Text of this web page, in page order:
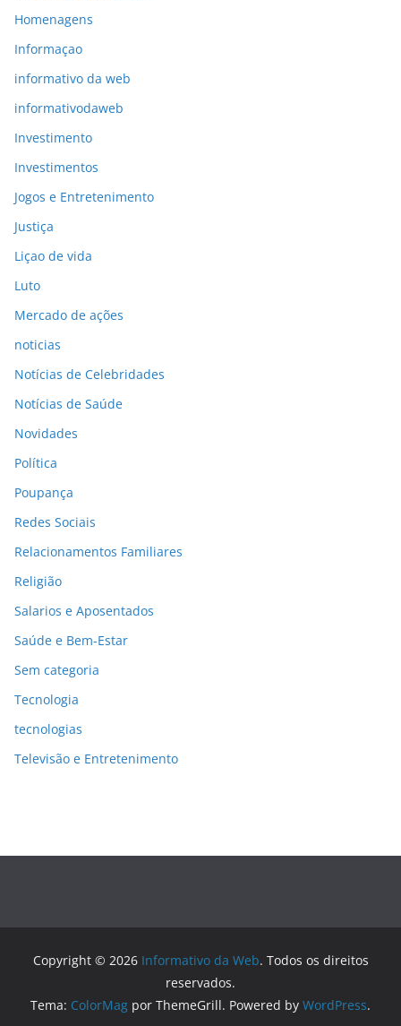
Homenagens
Informaçao
informativo da web
informativodaweb
Investimento
Investimentos
Jogos e Entretenimento
Justiça
Liçao de vida
Luto
Mercado de ações
noticias
Notícias de Celebridades
Notícias de Saúde
Novidades
Política
Poupança
Redes Sociais
Relacionamentos Familiares
Religião
Salarios e Aposentados
Saúde e Bem-Estar
Sem categoria
Tecnologia
tecnologias
Televisão e Entretenimento
Copyright © 2026 Informativo da Web. Todos os direitos
reservados.
Tema: ColorMag por ThemeGrill. Powered by WordPress.